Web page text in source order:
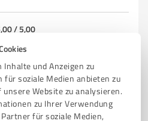
und Anzeigen zu
für soziale Medien anbieten zu
Website zu analysieren.
zu Ihrer Verwendung
für soziale Medien,
/ 5,00